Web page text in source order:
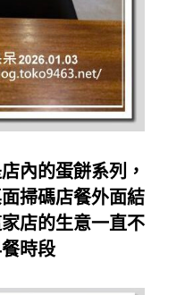
內的蛋餅系列，
掃碼店餐外面結
店的生意一直不
時段